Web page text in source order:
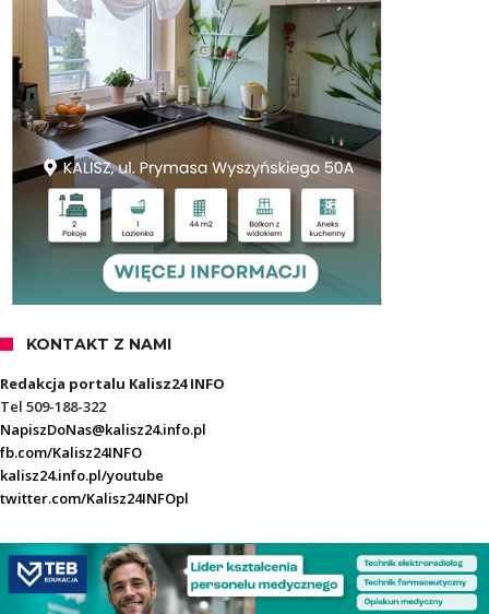
KONTAKT Z NAMI
Redakcja portalu Kalisz24 INFO
Tel 509-188-322
NapiszDoNas@kalisz24.info.pl
fb.com/Kalisz24INFO
kalisz24.info.pl/youtube
twitter.com/Kalisz24INFOpl